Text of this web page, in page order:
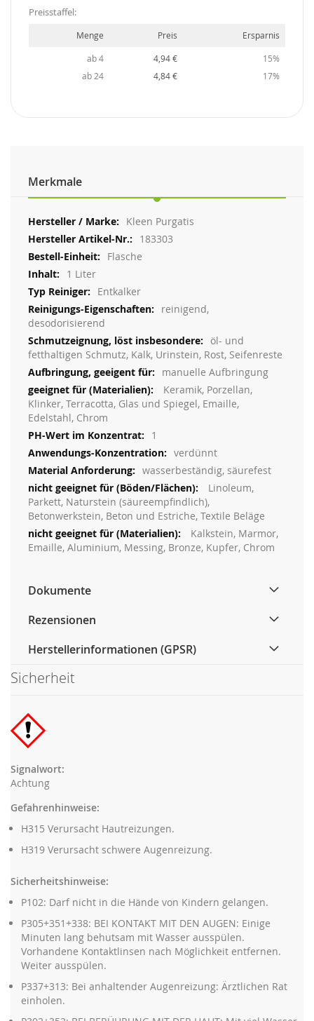
Preisstaffel:
Menge Preis Ersparnis
ab 4 4,94 €
15%
ab 24
4,84 € 17%
Merkmale
Weitere
Informationen
Kleen Purgatis
183303
Flasche
1 Liter
Entkalker
reinigend,
desodorisierend
öl- und
fetthaltigen Schmutz, Kalk, Urinstein, Rost, Seifenreste
manuelle Aufbringung
Keramik, Porzellan,
Klinker, Terracotta, Glas und Spiegel, Emaille,
Edelstahl, Chrom
1
verdünnt
wasserbeständig, säurefest
Linoleum,
Parkett, Naturstein (säureempfindlich),
Betonwerkstein, Beton und Estriche, Textile Beläge
Kalkstein, Marmor,
Emaille, Aluminium, Messing, Bronze, Kupfer, Chrom
Dokumente
Rezensionen
Herstellerinformationen (GPSR)
Sicherheit
Signalwort:
Achtung
Gefahrenhinweise:
H315 Verursacht Hautreizungen.
H319 Verursacht schwere Augenreizung.
Sicherheitshinweise:
P102: Darf nicht in die Hände von Kindern gelangen.
P305+351+338: BEI KONTAKT MIT DEN AUGEN: Einige
Minuten lang behutsam mit Wasser ausspülen.
Vorhandene Kontaktlinsen nach Möglichkeit entfernen.
Weiter ausspülen.
P337+313: Bei anhaltender Augenreizung: Ärztlichen Rat
einholen.